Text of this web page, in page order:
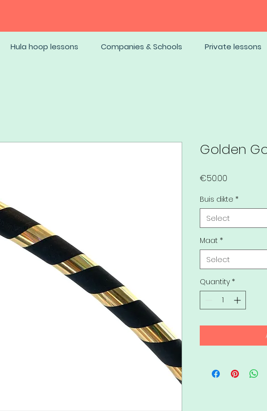
Hula hoop lessons Companies & Schools Private lessons
Golden
€50.00
Buis dikte *
Select
Maat *
Select
Quantity *